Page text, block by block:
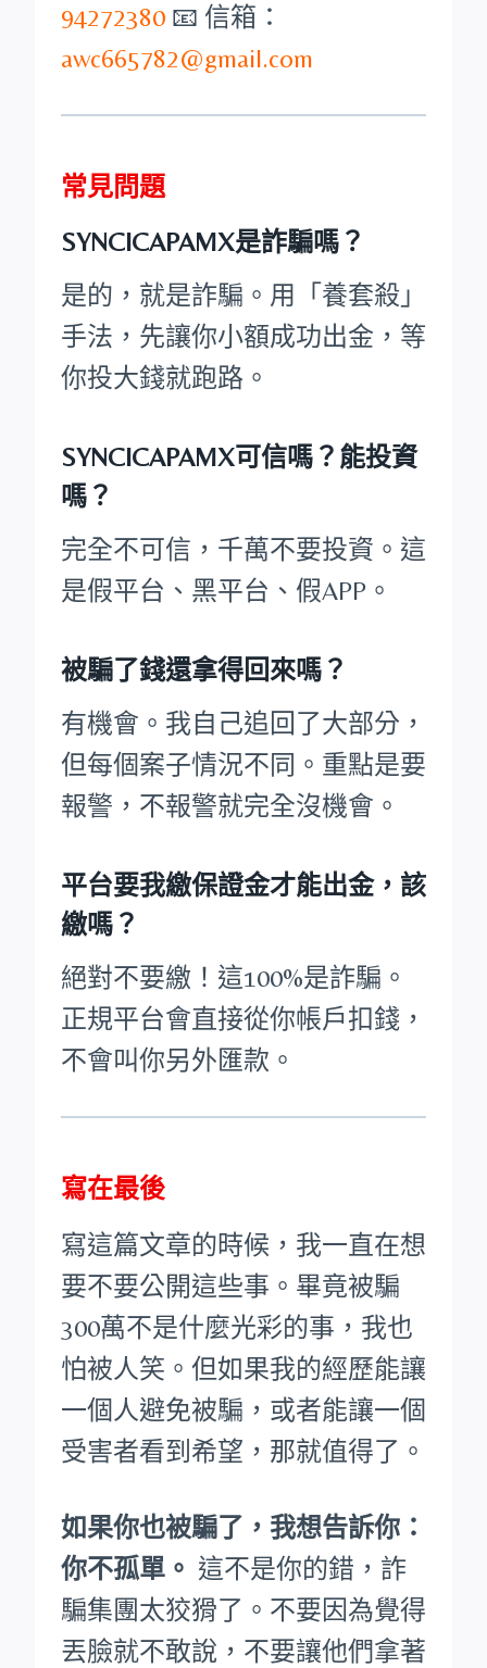
94272380 📧 信箱：
awc665782@gmail.com
常見問題
SYNCICAPAMX是詐騙嗎？
是的，就是詐騙。用「養套殺」
手法，先讓你小額成功出金，等
你投大錢就跑路。
SYNCICAPAMX可信嗎？能投資
嗎？
完全不可信，千萬不要投資。這
是假平台、黑平台、假APP。
被騙了錢還拿得回來嗎？
有機會。我自己追回了大部分，
但每個案子情況不同。重點是要
報警，不報警就完全沒機會。
平台要我繳保證金才能出金，該
繳嗎？
絕對不要繳！這100%是詐騙。
正規平台會直接從你帳戶扣錢，
不會叫你另外匯款。
寫在最後
寫這篇文章的時候，我一直在想
要不要公開這些事。畢竟被騙
300萬不是什麼光彩的事，我也
怕被人笑。 但如果我的經歷能讓
一個人避免被騙，或者能讓一個
受害者看到希望，那就值得了。
如果你也被騙了，我想告訴你：
你不孤單。 這不是你的錯，詐
騙集團太狡猾了。不要因為覺得
丟臉就不敢說，不要讓他們拿著